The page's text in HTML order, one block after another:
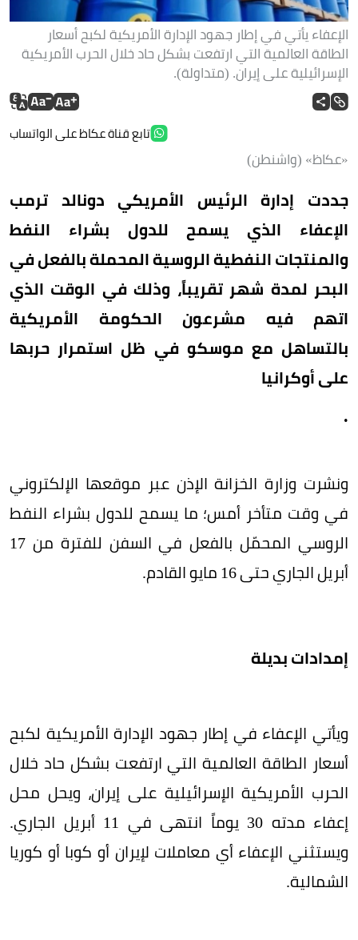
الإعفاء يأتي في إطار جهود الإدارة الأمريكية لكبح أسعار
الطاقة العالمية التي ارتفعت بشكل حاد خلال الحرب الأمريكية
الإسرائيلية على إيران. (متداولة).
تابع قناة عكاظ على الواتساب
«عكاظ» (واشنطن)
جددت إدارة الرئيس الأمريكي دونالد ترمب
الإعفاء الذي يسمح للدول بشراء النفط
والمنتجات النفطية الروسية المحملة بالفعل في
البحر لمدة شهر تقريباً، وذلك في الوقت الذي
اتهم فيه مشرعون الحكومة الأمريكية
بالتساهل مع موسكو في ظل استمرار حربها
على أوكرانيا
.
ونشرت وزارة الخزانة الإذن عبر موقعها الإلكتروني
في وقت متأخر أمس؛ ما يسمح للدول بشراء النفط
الروسي المحمّل بالفعل في السفن للفترة من 17
أبريل الجاري حتى 16 مايو القادم.
إمدادات بديلة
ويأتي الإعفاء في إطار جهود الإدارة الأمريكية لكبح
أسعار الطاقة العالمية التي ارتفعت بشكل حاد خلال
الحرب الأمريكية الإسرائيلية على إيران، ويحل محل
إعفاء مدته 30 يوماً انتهى في 11 أبريل الجاري.
ويستثني الإعفاء أي معاملات لإيران أو كوبا أو كوريا
الشمالية.